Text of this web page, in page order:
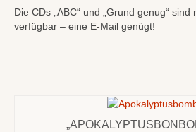
Die CDs „ABC“ und „Grund genug“
verfügbar – eine E-Mail genügt!